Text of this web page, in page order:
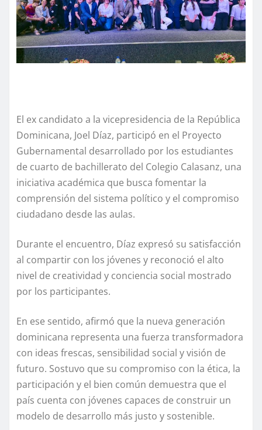
El ex candidato a la vicepresidencia de la República
Dominicana, Joel Díaz, participó en el Proyecto
Gubernamental desarrollado por los estudiantes
de cuarto de bachillerato del Colegio Calasanz, una
iniciativa académica que busca fomentar la
comprensión del sistema político y el compromiso
ciudadano desde las aulas.
Durante el encuentro, Díaz expresó su satisfacción
al compartir con los jóvenes y reconoció el alto
nivel de creatividad y conciencia social mostrado
por los participantes.
En ese sentido, afirmó que la nueva generación
dominicana representa una fuerza transformadora
con ideas frescas, sensibilidad social y visión de
futuro. Sostuvo que su compromiso con la ética, la
participación y el bien común demuestra que el
país cuenta con jóvenes capaces de construir un
modelo de desarrollo más justo y sostenible.